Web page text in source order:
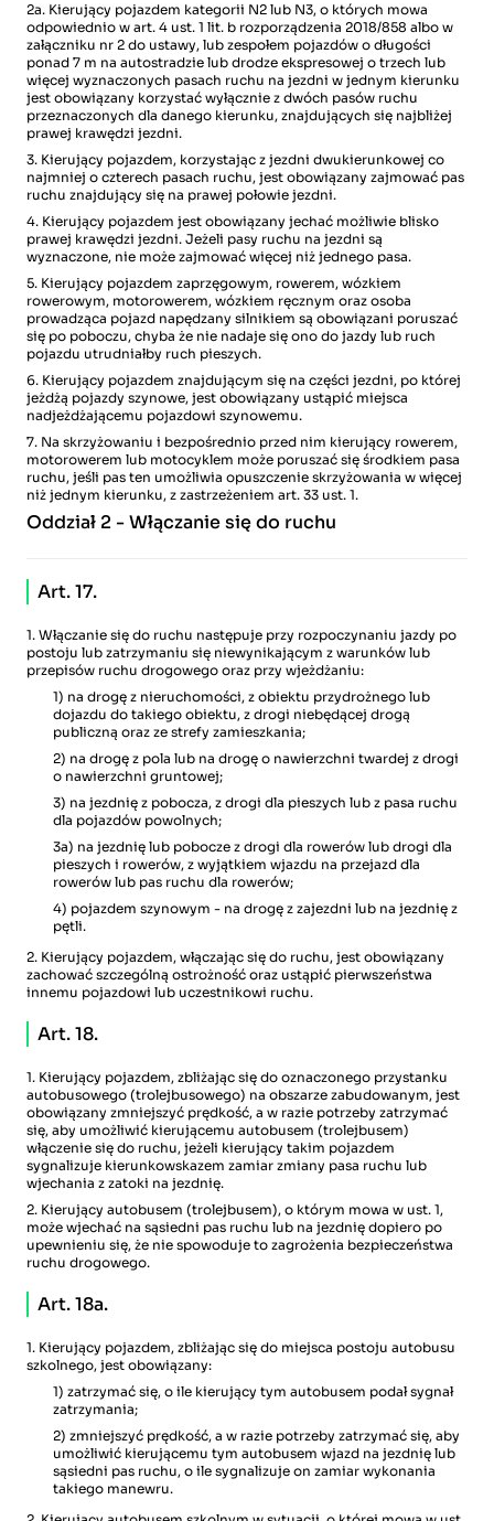
2a. Kierujący pojazdem kategorii N2 lub N3, o których mowa
odpowiednio w art. 4 ust. 1 lit. b rozporządzenia 2018/858 albo w
załączniku nr 2 do ustawy, lub zespołem pojazdów o długości
ponad 7 m na autostradzie lub drodze ekspresowej o trzech lub
więcej wyznaczonych pasach ruchu na jezdni w jednym kierunku
jest obowiązany korzystać wyłącznie z dwóch pasów ruchu
przeznaczonych dla danego kierunku, znajdujących się najbliżej
prawej krawędzi jezdni.
3. Kierujący pojazdem, korzystając z jezdni dwukierunkowej co
najmniej o czterech pasach ruchu, jest obowiązany zajmować pas
ruchu znajdujący się na prawej połowie jezdni.
4. Kierujący pojazdem jest obowiązany jechać możliwie blisko
prawej krawędzi jezdni. Jeżeli pasy ruchu na jezdni są
wyznaczone, nie może zajmować więcej niż jednego pasa.
5. Kierujący pojazdem zaprzęgowym, rowerem, wózkiem
rowerowym, motorowerem, wózkiem ręcznym oraz osoba
prowadząca pojazd napędzany silnikiem są obowiązani poruszać
się po poboczu, chyba że nie nadaje się ono do jazdy lub ruch
pojazdu utrudniałby ruch pieszych.
6. Kierujący pojazdem znajdującym się na części jezdni, po której
jeżdżą pojazdy szynowe, jest obowiązany ustąpić miejsca
nadjeżdżającemu pojazdowi szynowemu.
7. Na skrzyżowaniu i bezpośrednio przed nim kierujący rowerem,
motorowerem lub motocyklem może poruszać się środkiem pasa
ruchu, jeśli pas ten umożliwia opuszczenie skrzyżowania w więcej
niż jednym kierunku, z zastrzeżeniem art. 33 ust. 1.
Oddział 2 - Włączanie się do ruchu
Art. 17.
1. Włączanie się do ruchu następuje przy rozpoczynaniu jazdy po
postoju lub zatrzymaniu się niewynikającym z warunków lub
przepisów ruchu drogowego oraz przy wjeżdżaniu:
1) na drogę z nieruchomości, z obiektu przydrożnego lub
dojazdu do takiego obiektu, z drogi niebędącej drogą
publiczną oraz ze strefy zamieszkania;
2) na drogę z pola lub na drogę o nawierzchni twardej z drogi
o nawierzchni gruntowej;
3) na jezdnię z pobocza, z drogi dla pieszych lub z pasa ruchu
dla pojazdów powolnych;
3a) na jezdnię lub pobocze z drogi dla rowerów lub drogi dla
pieszych i rowerów, z wyjątkiem wjazdu na przejazd dla
rowerów lub pas ruchu dla rowerów;
4) pojazdem szynowym - na drogę z zajezdni lub na jezdnię z
pętli.
2. Kierujący pojazdem, włączając się do ruchu, jest obowiązany
zachować szczególną ostrożność oraz ustąpić pierwszeństwa
innemu pojazdowi lub uczestnikowi ruchu.
Art. 18.
1. Kierujący pojazdem, zbliżając się do oznaczonego przystanku
autobusowego (trolejbusowego) na obszarze zabudowanym, jest
obowiązany zmniejszyć prędkość, a w razie potrzeby zatrzymać
się, aby umożliwić kierującemu autobusem (trolejbusem)
włączenie się do ruchu, jeżeli kierujący takim pojazdem
sygnalizuje kierunkowskazem zamiar zmiany pasa ruchu lub
wjechania z zatoki na jezdnię.
2. Kierujący autobusem (trolejbusem), o którym mowa w ust. 1,
może wjechać na sąsiedni pas ruchu lub na jezdnię dopiero po
upewnieniu się, że nie spowoduje to zagrożenia bezpieczeństwa
ruchu drogowego.
Art. 18a.
1. Kierujący pojazdem, zbliżając się do miejsca postoju autobusu
szkolnego, jest obowiązany:
1) zatrzymać się, o ile kierujący tym autobusem podał sygnał
zatrzymania;
2) zmniejszyć prędkość, a w razie potrzeby zatrzymać się, aby
umożliwić kierującemu tym autobusem wjazd na jezdnię lub
sąsiedni pas ruchu, o ile sygnalizuje on zamiar wykonania
takiego manewru.